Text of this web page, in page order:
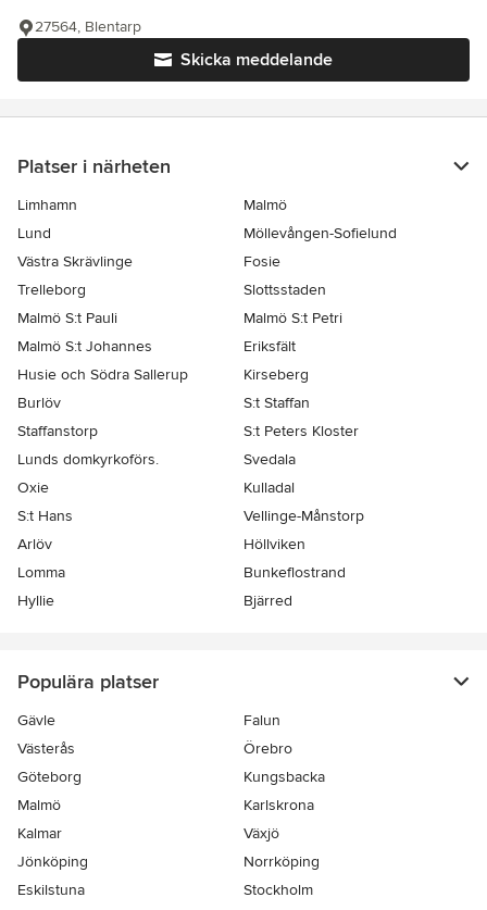
Skicka meddelande
27564, Blentarp
Platser i närheten
Limhamn
Malmö
Lund
Möllevången-Sofielund
Västra Skrävlinge
Fosie
Trelleborg
Slottsstaden
Malmö S:t Pauli
Malmö S:t Petri
Malmö S:t Johannes
Eriksfält
Husie och Södra Sallerup
Kirseberg
Burlöv
S:t Staffan
Staffanstorp
S:t Peters Kloster
Lunds domkyrkoförs.
Svedala
Oxie
Kulladal
S:t Hans
Vellinge-Månstorp
Arlöv
Höllviken
Lomma
Bunkeflostrand
Hyllie
Bjärred
Populära platser
Gävle
Falun
Västerås
Örebro
Göteborg
Kungsbacka
Malmö
Karlskrona
Kalmar
Växjö
Jönköping
Norrköping
Eskilstuna
Stockholm